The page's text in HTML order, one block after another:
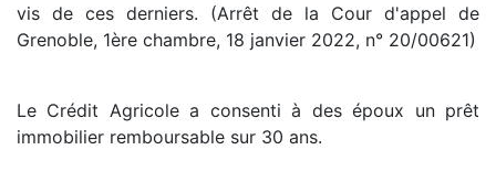
vis de ces derniers. (Arrêt de la Cour d'appel de
Grenoble, 1ère chambre, 18 janvier 2022, n° 20/00621)
Le Crédit Agricole a consenti à des époux un prêt
immobilier remboursable sur 30 ans.